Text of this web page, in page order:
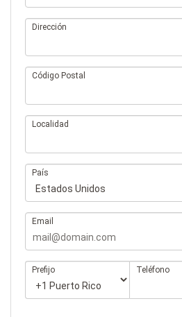
Dirección
Código Postal
Localidad
País
Email
Prefijo Teléfono